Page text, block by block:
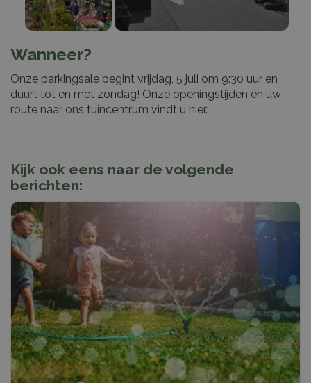
Wanneer?
Onze parkingsale begint vrijdag, 5 juli om 9:30 uur en
duurt tot en met zondag! Onze openingstijden en uw
route naar ons tuincentrum vindt u hier.
Kijk ook eens naar de volgende
berichten: